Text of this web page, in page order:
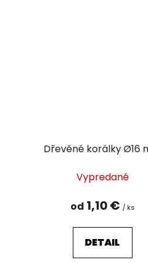
Dřevěné korálky Ø16
Vypredané
od 1,10 € / ks
DETAIL